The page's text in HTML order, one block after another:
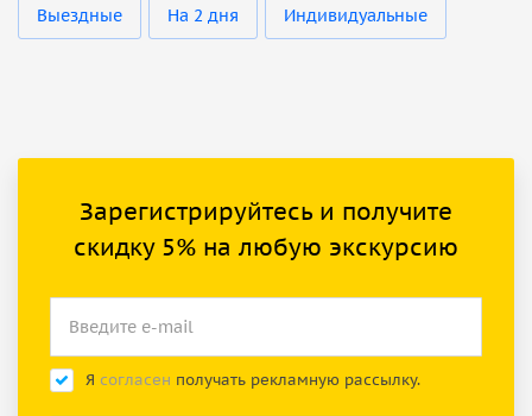
Выездные На 2 дня Индивидуальные
Зарегистрируйтесь и получите
скидку 5% на любую экскурсию
Я согласен получать рекламную рассылку.